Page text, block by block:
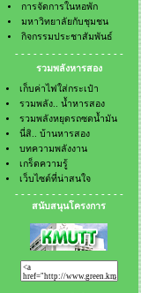
การจัดการในหอพัก
มหาวิทยาลัยกับชุมชน
กิจกรรมประชาสัมพันธ์
- - - - - - - - - - - - - - - - - -
รวมพลังหารสอง
เก็บค่าไฟใส่กระเป๋า
รวมพลัง.. น้ำหารสอง
รวมพลังหยุดรถซดน้ำมัน
นี่สิ.. บ้านหารสอง
บทความพลังงาน
เกร็ดความรู้
เว็บไซต์ที่น่าสนใจ
- - - - - - - - - - - - - - - - - -
สนับสนุนโครงการ